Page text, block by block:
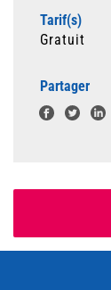
Tarif(s)
Gratuit
Partager